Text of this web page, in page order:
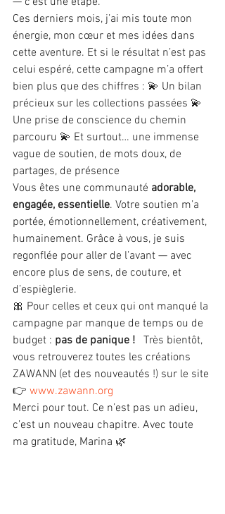
Ces derniers mois, j’ai mis toute mon
énergie, mon cœur et mes idées dans
cette aventure. Et si le résultat n’est pas
celui espéré, cette campagne m’a offert
bien plus que des chiffres : 💫 Un bilan
précieux sur les collections passées 💫
Une prise de conscience du chemin
parcouru 💫 Et surtout… une immense
vague de soutien, de mots doux, de
partages, de présence
Vous êtes une communauté adorable,
engagée, essentielle. Votre soutien m’a
portée, émotionnellement, créativement,
humainement. Grâce à vous, je suis
regonflée pour aller de l’avant — avec
encore plus de sens, de couture, et
d’espièglerie.
🎀 Pour celles et ceux qui ont manqué la
campagne par manque de temps ou de
budget : pas de panique ! Très bientôt,
vous retrouverez toutes les créations
ZAWANN (et des nouveautés !) sur le site
👉 www.zawann.org
Merci pour tout. Ce n’est pas un adieu,
c’est un nouveau chapitre. Avec toute
ma gratitude, Marina 🌿